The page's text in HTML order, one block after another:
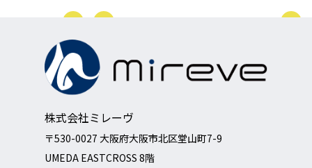
株式会社ミレーヴ
〒530-0027 大阪府大阪市北区堂山町7-9
UMEDA EASTCROSS 8階